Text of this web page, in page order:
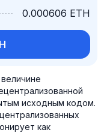
0.000606 ETH
исходным кодом.
как